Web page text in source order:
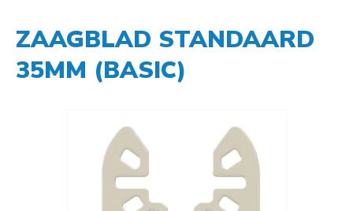
ZAAGBLAD STANDAARD
35MM (BASIC)